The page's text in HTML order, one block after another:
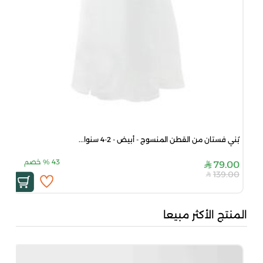
بُني فستان من القطن المنسوج - أبيض - 2-4 سنوا...
79.00
43
% خصم
139.00
المنتج الأكثر مبيعا